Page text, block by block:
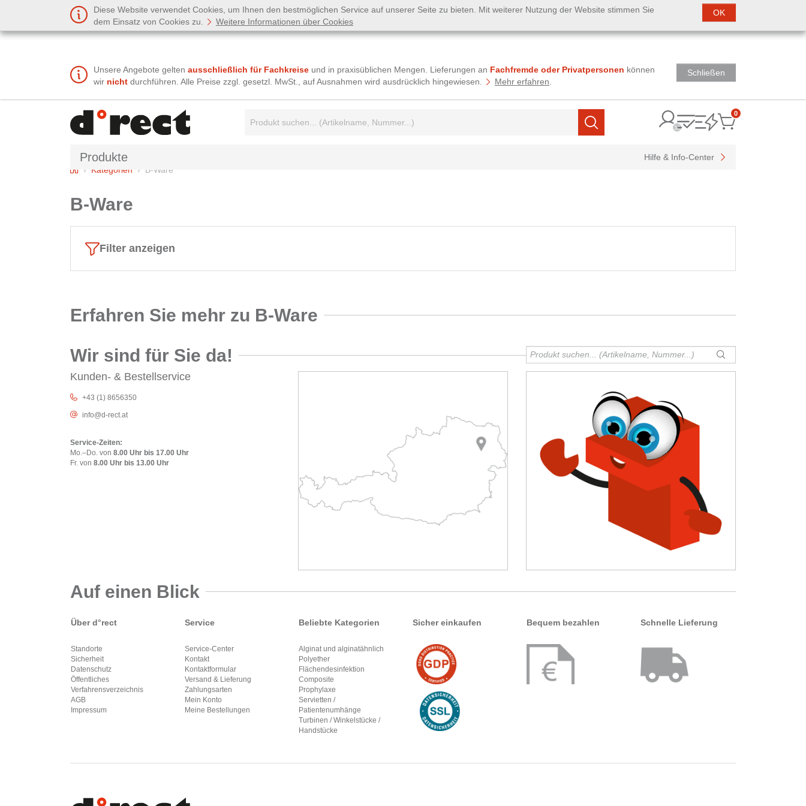
Diese Website verwendet Cookies, um Ihnen den bestmöglichen Service auf unserer Seite zu bieten. Mit weiterer Nutzung der Website stimmen Sie
dem Einsatz von Cookies zu.
Weitere Informationen über Cookies
OK
Unsere Angebote gelten ausschließlich für Fachkreise und in praxisüblichen Mengen. Lieferungen an Fachfremde oder Privatpersonen können
wir nicht durchführen. Alle Preise zzgl. gesetzl. MwSt., auf Ausnahmen wird ausdrücklich hingewiesen. Mehr erfahren
Schließen
Suchen
0Items
Produkte
Hilfe & Info-Center
HomeKategorien B-Ware
B-Ware
Filter anzeigen
Erfahren Sie mehr zu B-Ware
Wir sind für Sie da!
Kunden- & Bestellservice
+43 (1) 8656350
info@d-rect.at
Service-Zeiten:
Mo.–Do. von 8.00 Uhr bis 17.00 Uhr
Fr. von 8.00 Uhr bis 13.00 Uhr
Auf einen Blick
Über d°rect
Standorte
Sicherheit
Datenschutz
Öffentliches
Verfahrensverzeichnis
AGB
Impressum
Service
Service-Center
Kontakt
Kontaktformular
Versand & Lieferung
Zahlungsarten
Mein Konto
Meine Bestellungen
Beliebte Kategorien
Alginat und alginatähnlich
Polyether
Flächendesinfektion
Composite
Prophylaxe
Servietten /
Patientenumhänge
Turbinen / Winkelstücke /
Handstücke
Sicher einkaufen Bequem bezahlen Schnelle Lieferung